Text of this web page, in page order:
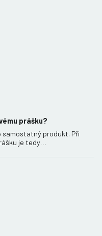
prášku?
samostatný produkt. Při
je tedy…